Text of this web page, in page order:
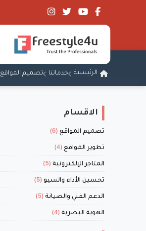
الرئيسية خدماتنا تصميم المواقع
الاقسام
تصميم المواقع (6)
تطوير المواقع (4)
المتاجر الإلكترونية (5)
تحسين الأداء والسيو (5)
الدعم الفني والصيانة (5)
الهوية البصرية (4)